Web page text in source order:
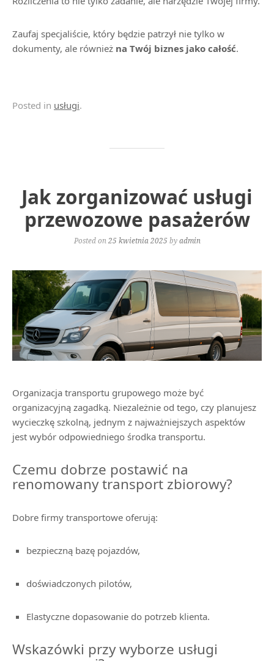
Zaufaj specjaliście, który będzie patrzył nie tylko w
dokumenty, ale również na Twój biznes jako całość.
Posted in usługi.
Jak zorganizować usługi
przewozowe pasażerów
Posted on 25 kwietnia 2025 byadmin
Organizacja transportu grupowego może być
organizacyjną zagadką. Niezależnie od tego, czy planujesz
wycieczkę szkolną, jednym z najważniejszych aspektów
jest wybór odpowiedniego środka transportu.
Czemu dobrze postawić na
renomowany transport zbiorowy?
Dobre firmy transportowe oferują:
bezpieczną bazę pojazdów,
doświadczonych pilotów,
Elastyczne dopasowanie do potrzeb klienta.
Wskazówki przy wyborze usługi